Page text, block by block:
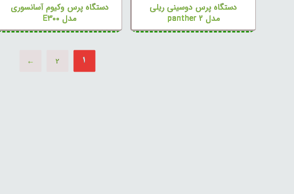
دستگاه پرس دوسینی ریلی
مدل panther ۲
دستگاه پرس وکیوم آسانسوری
مدل E۳۰۰
۱ ۲ ←